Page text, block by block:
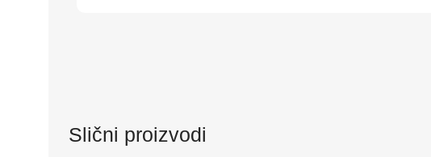
Slični proizvodi